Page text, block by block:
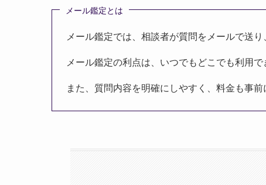
メール鑑定とは
メール鑑定では、相談者が質問をメールで送
メール鑑定の利点は、いつでもどこでも利用
また、質問内容を明確にしやすく、料金も事